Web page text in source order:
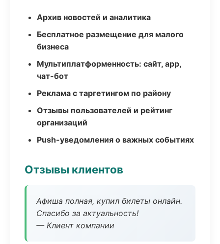
Архив новостей и аналитика
Бесплатное размещение для малого
бизнеса
Мультиплатформенность: сайт, app,
чат-бот
Реклама с таргетингом по району
Отзывы пользователей и рейтинг
организаций
Push-уведомления о важных событиях
Отзывы клиентов
Афиша полная, купил билеты онлайн.
Спасибо за актуальность!
— Клиент компании